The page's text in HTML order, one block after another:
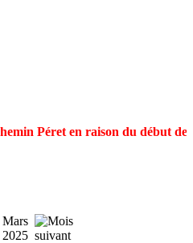
Péret en raison du début
Mars
2025